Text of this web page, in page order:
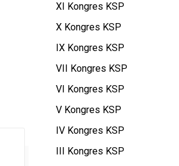
XI Kongres KSP
X Kongres KSP
IX Kongres KSP
VII Kongres KSP
VI Kongres KSP
V Kongres KSP
IV Kongres KSP
III Kongres KSP